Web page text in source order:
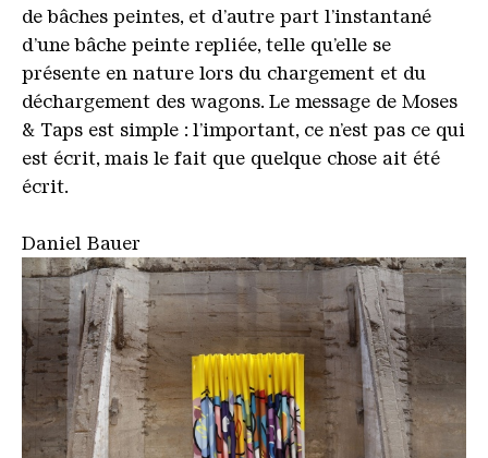
de bâches peintes, et d’autre part l’instantané
d’une bâche peinte repliée, telle qu’elle se
présente en nature lors du chargement et du
déchargement des wagons. Le message de Moses
& Taps est simple : l’important, ce n’est pas ce qui
est écrit, mais le fait que quelque chose ait été
écrit.
Daniel Bauer